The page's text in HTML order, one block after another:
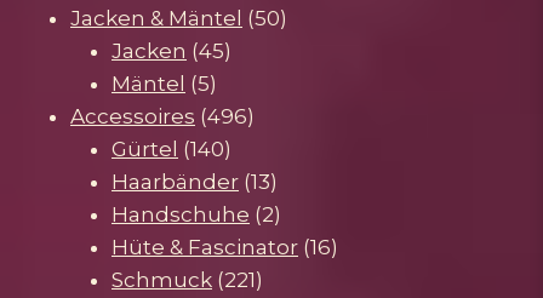
Produkte
Jacken & Mäntel 5050
Jacken 4545
Mäntel 55
Produkte
Accessoires 496496
Gürtel 140140
Produkte
Haarbänder 1313
Produkte
Handschuhe 22
Produkte
Hüte & Fascinator 1616
Schmuck 221221